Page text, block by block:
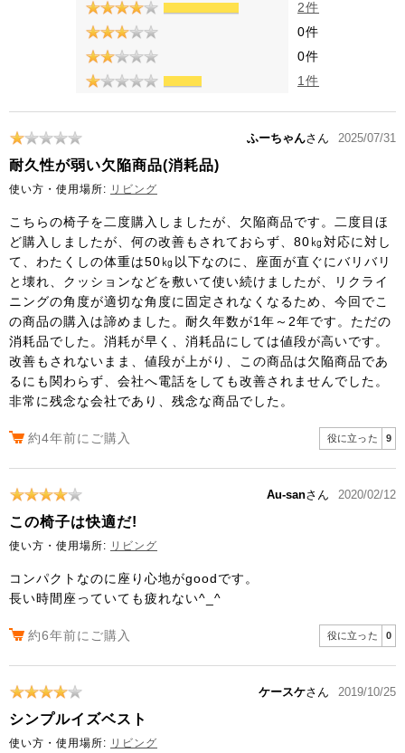
2件
0件
0件
1件
ふーちゃんさん 2025/07/31
耐久性が弱い欠陥商品(消耗品)
使い方・使用場所: リビング
こちらの椅子を二度購入しましたが、欠陥商品です。二度目ほ
ど購入しましたが、何の改善もされておらず、80㎏対応に対し
て、わたくしの体重は50㎏以下なのに、座面が直ぐにバリバリ
と壊れ、クッションなどを敷いて使い続けましたが、リクライ
ニングの角度が適切な角度に固定されなくなるため、今回でこ
の商品の購入は諦めました。耐久年数が1年～2年です。ただの
消耗品でした。消耗が早く、消耗品にしては値段が高いです。
改善もされないまま、値段が上がり、この商品は欠陥商品であ
るにも関わらず、会社へ電話をしても改善されませんでした。
非常に残念な会社であり、残念な商品でした。
約4年前にご購入 役に立った 9
Au-sanさん 2020/02/12
この椅子は快適だ!
使い方・使用場所: リビング
コンパクトなのに座り心地がgoodです。
長い時間座っていても疲れない^_^
約6年前にご購入 役に立った 0
ケースケさん 2019/10/25
シンプルイズベスト
使い方・使用場所: リビング